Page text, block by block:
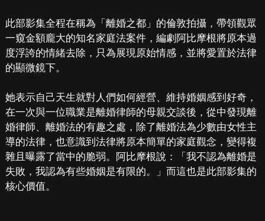
此部影集全程在稱為「離婚之都」的倫敦拍攝，帶領觀眾
一窺金額龐大的知名家庭法案件，編劇阿比摩根將原本過
度浮誇的情緒去除，只為展現原始情感，並將愛置於法律
的顯微鏡下。
她表示自己天生就對人們如何經營、維持婚姻感到好奇，
在一次與一位職業是離婚律師的母親交談後，從中發現離
婚律師、離婚法的有趣之處，除了離婚法為少數由女性主
導的法律，也意識到法律將原本簡單的家庭觀念，變得複
雜且曝露了當中的脆弱。阿比摩根說：「我不認為離婚是
失敗，我認為有些婚姻是有限的。」而這也是此部影集的
核心價值。